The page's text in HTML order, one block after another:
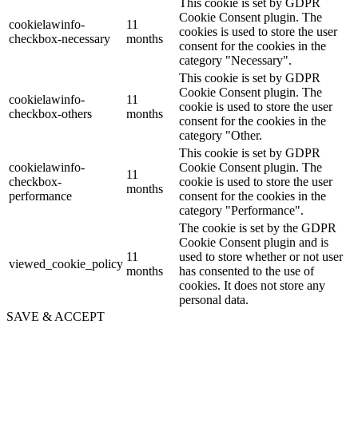
cookielawinfo-
checkbox-necessary
11
months
Cookie Consent plugin. The
cookies is used to store the user
consent for the cookies in the
category "Necessary".
cookielawinfo-
checkbox-others
11
months
This cookie is set by GDPR
Cookie Consent plugin. The
cookie is used to store the user
consent for the cookies in the
category "Other.
cookielawinfo-
checkbox-
performance
11
months
This cookie is set by GDPR
Cookie Consent plugin. The
cookie is used to store the user
consent for the cookies in the
category "Performance".
viewed_cookie_policy
11
months
The cookie is set by the GDPR
Cookie Consent plugin and is
used to store whether or not user
has consented to the use of
cookies. It does not store any
personal data.
SAVE & ACCEPT